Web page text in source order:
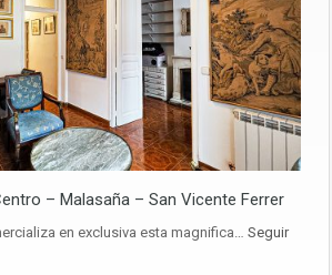
– Malasaña – San Vicente Ferrer
en exclusiva esta magnifica… Seguir